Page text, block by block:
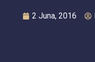
2 Juna, 2016